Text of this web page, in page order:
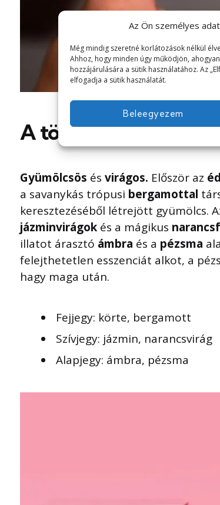
Az Ön személyes
Még mindig szeretné korlátozások nélkül
Ahhoz, hogy minden úgy működjön,
hozzájárulására a sütik használatához. Az
elfogadja a sütik használatát.
Beleegyezem
A tökéletes illat
Gyümölcsös és virágos. Először az
a savanykás trópusi bergamottal
keresztezéséből létrejött gyümölcs.
jázminvirágok és a mágikus
illatot árasztó ámbra és a pézsma
felejthetetlen esszenciát alkot, a
hagy maga után.
Fejjegy: körte, bergamott
Szívjegy: jázmin, narancsvirág
Alapjegy: ámbra, pézsma